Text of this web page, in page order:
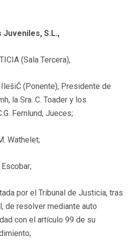
S.L.,
(Sala Tercera),
(Ponente), Presidente de
la Sra. C. Toader y los
Fernlund, Jueces;
Wathelet;
por el Tribunal de Justicia, tras
de resolver mediante auto
con el artículo 99 de su